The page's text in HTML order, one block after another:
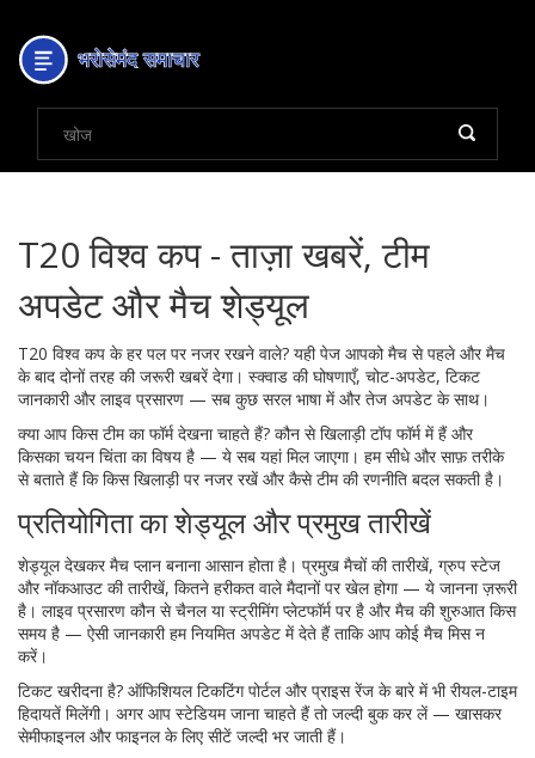
T20 विश्व कप - ताज़ा खबरें, टीम
अपडेट और मैच शेड्यूल
T20 विश्व कप के हर पल पर नजर रखने वाले? यही पेज आपको मैच से पहले और मैच
के बाद दोनों तरह की जरूरी खबरें देगा। स्क्वाड की घोषणाएँ, चोट-अपडेट, टिकट
जानकारी और लाइव प्रसारण — सब कुछ सरल भाषा में और तेज अपडेट के साथ।
क्या आप किस टीम का फॉर्म देखना चाहते हैं? कौन से खिलाड़ी टॉप फॉर्म में हैं और
किसका चयन चिंता का विषय है — ये सब यहां मिल जाएगा। हम सीधे और साफ़ तरीके
से बताते हैं कि किस खिलाड़ी पर नजर रखें और कैसे टीम की रणनीति बदल सकती है।
प्रतियोगिता का शेड्यूल और प्रमुख तारीखें
शेड्यूल देखकर मैच प्लान बनाना आसान होता है। प्रमुख मैचों की तारीखें, ग्रुप स्टेज
और नॉकआउट की तारीखें, कितने हरीकत वाले मैदानों पर खेल होगा — ये जानना ज़रूरी
है। लाइव प्रसारण कौन से चैनल या स्ट्रीमिंग प्लेटफॉर्म पर है और मैच की शुरुआत किस
समय है — ऐसी जानकारी हम नियमित अपडेट में देते हैं ताकि आप कोई मैच मिस न
करें।
टिकट खरीदना है? ऑफिशियल टिकटिंग पोर्टल और प्राइस रेंज के बारे में भी रीयल-टाइम
हिदायतें मिलेंगी। अगर आप स्टेडियम जाना चाहते हैं तो जल्दी बुक कर लें — खासकर
सेमीफाइनल और फाइनल के लिए सीटें जल्दी भर जाती हैं।